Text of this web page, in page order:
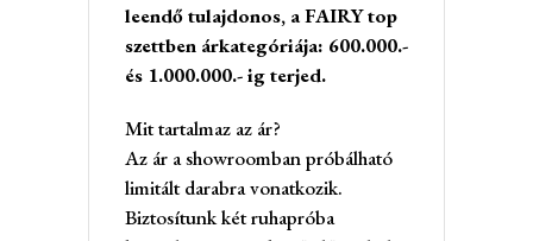
leendő tulajdonos, a FAIRY top
szettben árkategóriája: 600.000.-
és 1.000.000.- ig terjed.
Mit tartalmaz az ár?
Az ár a showroomban próbálható
limitált darabra vonatkozik.
Biztosítunk két ruhapróba